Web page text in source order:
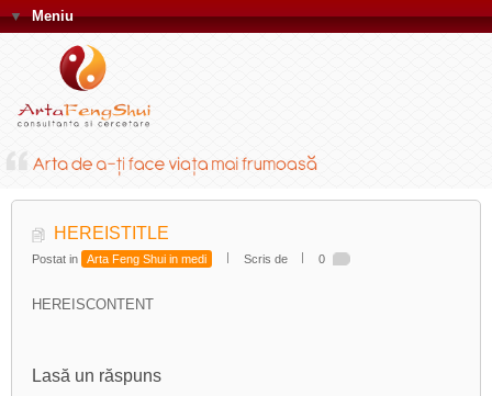
▼Meniu
HEREISTITLE
Postat in Arta Feng Shui in medi Scris de 0
HEREISCONTENT
Lasă un răspuns